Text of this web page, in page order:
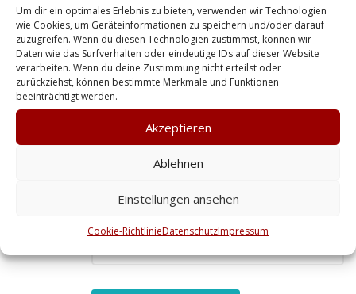
Um dir ein optimales Erlebnis zu bieten, verwenden wir Technologien
wie Cookies, um Geräteinformationen zu speichern und/oder darauf
zuzugreifen. Wenn du diesen Technologien zustimmst, können wir
Daten wie das Surfverhalten oder eindeutige IDs auf dieser Website
verarbeiten. Wenn du deine Zustimmung nicht erteilst oder
zurückziehst, können bestimmte Merkmale und Funktionen
beeinträchtigt werden.
Akzeptieren
Ablehnen
Einstellungen ansehen
Cookie-RichtlinieDatenschutzImpressum
Mitarbeiter kennen die Region,
sind schnell erreichbar und
können individuell auf die
Bedürfnisse eingehen. Gerade in
der heutigen Zeit, wo Einbrüche
und Vandalismus zunehmen, ist
es mir wichtig, einen
zuverlässigen Partner vor Ort zu
haben. Das gibt Sicherheit und